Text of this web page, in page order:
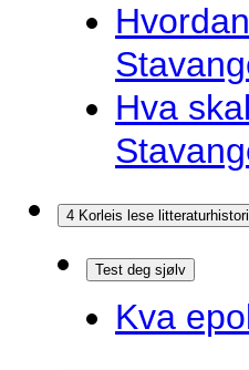
Hva
4 Korleis lese
Test deg sjølv
Kva